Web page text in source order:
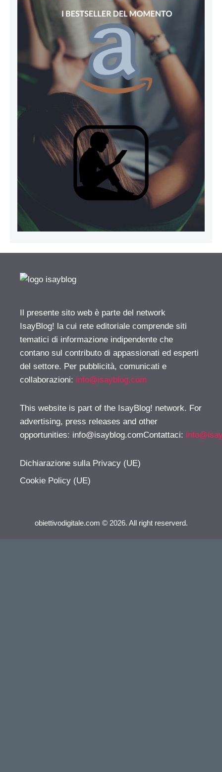
Il presente sito web è parte del network
IsayBlog! la cui rete editoriale comprende siti
tematici di informazione indipendente che
contano sul contributo di appassionati ed esperti
del settore. Per pubblicità, comunicati e
collaborazioni: info@isayblog.com
This website is part of the IsayBlog! network. For
advertising, press releases and other
opportunities: info@isayblog.comContattaci:
Dichiarazione sulla Privacy (UE)
Cookie Policy (UE)
obiettivodigitale.com © 2026. All right reserverd.